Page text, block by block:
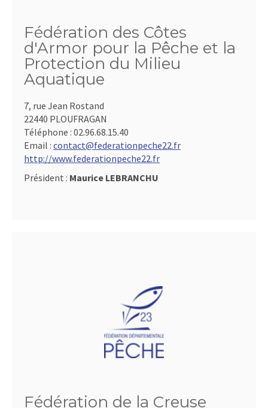
Fédération des Côtes
d'Armor pour la Pêche et la
Protection du Milieu
Aquatique
7, rue Jean Rostand
22440 PLOUFRAGAN
Téléphone : 02.96.68.15.40
Email : contact@federationpeche22.fr
http://www.federationpeche22.fr
Président : Maurice LEBRANCHU
Fédération de la Creuse